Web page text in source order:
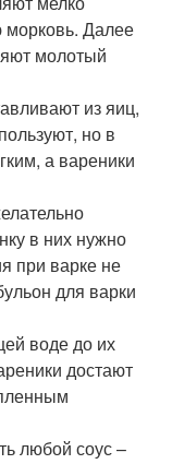
морковь. Далее
молотый
из яиц,
но в
а вареники
в них нужно
при варке не
для варки
воде до их
достают
любой соус –